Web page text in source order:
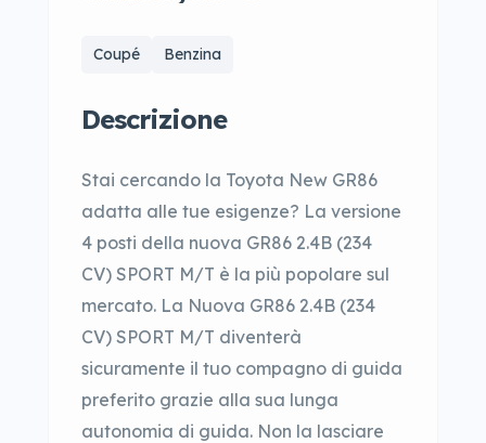
Coupé Benzina
Descrizione
Stai cercando la Toyota New GR86
adatta alle tue esigenze? La versione
4 posti della nuova GR86 2.4B (234
CV) SPORT M/T è la più popolare sul
mercato. La Nuova GR86 2.4B (234
CV) SPORT M/T diventerà
sicuramente il tuo compagno di guida
preferito grazie alla sua lunga
autonomia di guida. Non la lasciare